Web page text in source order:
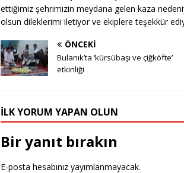
ettiğimiz şehrimizin meydana gelen kaza
olsun dileklerimi iletiyor ve ekiplere teşekkür
ÖNCEKI
Bulanık’ta ‘kürsübaşı ve çiğköfte’
etkinliği
İLK YORUM YAPAN OLUN
Bir yanıt bırakın
E-posta hesabınız yayımlanmayacak.